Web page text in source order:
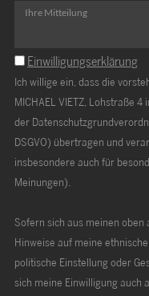
Einwilligungserklärung
Ich willige ein, dass die
MICHAEL VIETZ, Lohstraße
der
DSGVO) übertragen und
insbesondere auch für besondere Daten
Meinungen).
Sofern sich aus meinen oben
Hinweise auf meine
politische Einstellung oder
sich meine Einwilligung auch